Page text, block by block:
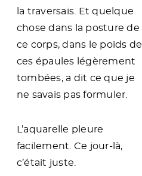
la traversais. Et quelque
chose dans la posture de
ce corps, dans le poids de
ces épaules légèrement
tombées, a dit ce que je
ne savais pas formuler.
L’aquarelle pleure
facilement. Ce jour-là,
c’était juste.